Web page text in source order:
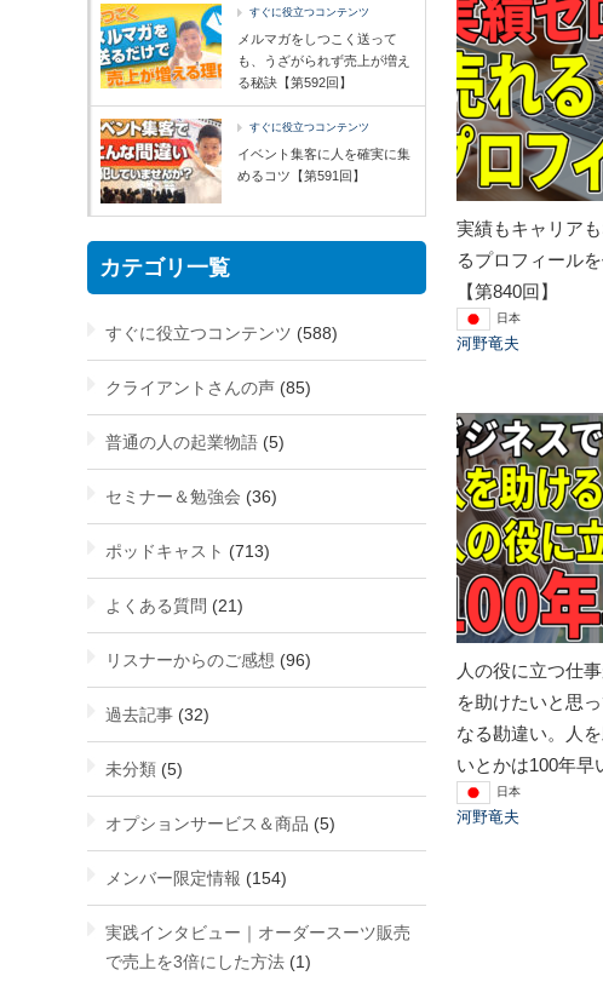
実績もキャリア
るプロフィール
【第840回】
日本
河野竜夫
人の役に立つ仕
を助けたいと思
なる勘違い。人
いとかは100年早
日本
河野竜夫
すぐに役立つコンテンツ
メルマガをしつこく送って
も、うざがられず売上が増え
る秘訣【第592回】
すぐに役立つコンテンツ
イベント集客に人を確実に集
めるコツ【第591回】
カテゴリ一覧
すぐに役立つコンテンツ (588)
クライアントさんの声 (85)
普通の人の起業物語 (5)
セミナー＆勉強会 (36)
ポッドキャスト (713)
よくある質問 (21)
リスナーからのご感想 (96)
過去記事 (32)
未分類 (5)
オプションサービス＆商品 (5)
メンバー限定情報 (154)
実践インタビュー｜オーダースーツ販売
で売上を3倍にした方法 (1)